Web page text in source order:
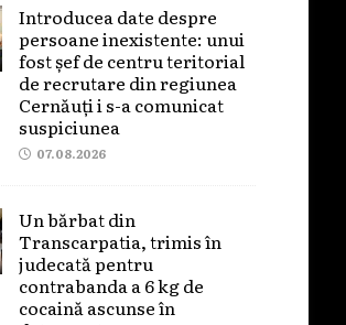
Introducea date despre
persoane inexistente: unui
fost șef de centru teritorial
de recrutare din regiunea
Cernăuți i s-a comunicat
suspiciunea
07.08.2026
Un bărbat din
Transcarpatia, trimis în
judecată pentru
contrabanda a 6 kg de
cocaină ascunse în